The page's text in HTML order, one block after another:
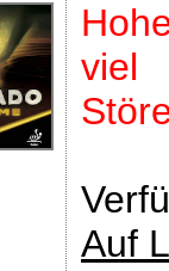
viel
Auf